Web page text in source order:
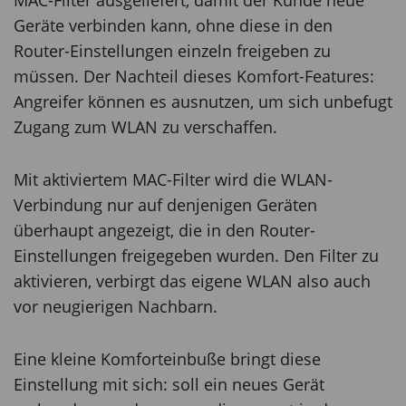
Geräte verbinden kann, ohne diese in den
Router-Einstellungen einzeln freigeben zu
müssen. Der Nachteil dieses Komfort-Features:
Angreifer können es ausnutzen, um sich unbefugt
Zugang zum WLAN zu verschaffen.
Mit aktiviertem MAC-Filter wird die WLAN-
Verbindung nur auf denjenigen Geräten
überhaupt angezeigt, die in den Router-
Einstellungen freigegeben wurden. Den Filter zu
aktivieren, verbirgt das eigene WLAN also auch
vor neugierigen Nachbarn.
Eine kleine Komforteinbuße bringt diese
Einstellung mit sich: soll ein neues Gerät